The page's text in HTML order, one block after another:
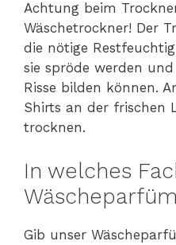
Achtung beim
Wäschetrockner! Der
die nötige
sie spröde werden
Risse bilden können.
Shirts an der frischen
trocknen.
In welches
Wäscheparfüm
Gib unser